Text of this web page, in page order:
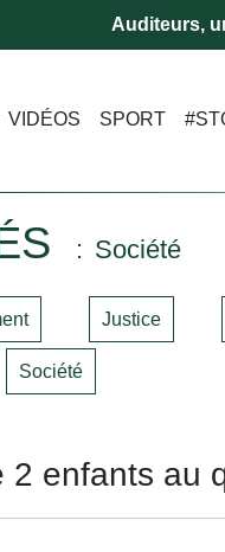
Auditeurs,
VIDÉOS SPORT
Société
Justice
Société
enfants au